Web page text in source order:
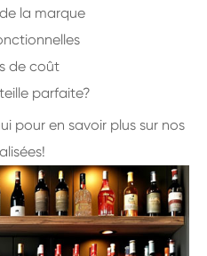
la marque
de coût
parfaite?
pour en savoir plus sur nos